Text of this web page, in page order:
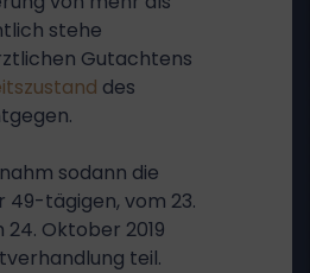
stehe
Gutachtens
des
sodann die
tägigen, vom 23.
24. Oktober 2019
teil.